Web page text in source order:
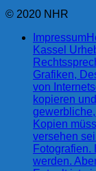
© 2020 NHR
Impressum
Kassel
Grafiken,
von
kopieren
Kopien
versehen
Fotografien.
werden.